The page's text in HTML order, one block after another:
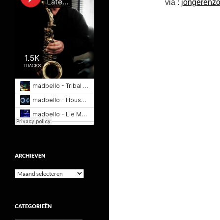
via :
ARCHIEVEN
Archieven
CATEGORIEËN